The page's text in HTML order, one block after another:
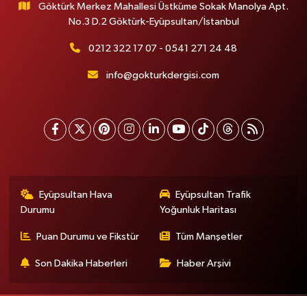
Göktürk Merkez Mahallesi Üstküme Sokak Manolya Apt.
No.3 D.2 Göktürk-Eyüpsultan/İstanbul
0212 322 17 07 - 0541 271 24 48
info@gokturkdergisi.com
Eyüpsultan Hava
Durumu
Eyüpsultan Trafik
Yoğunluk Haritası
Puan Durumu ve Fikstür Tüm Manşetler
Son Dakika Haberleri Haber Arşivi